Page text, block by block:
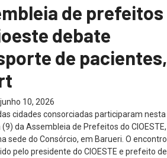
de prefeitos
debate
de pacientes,
junho 10, 2026
cidades consorciadas participaram nesta
da Assembleia de Prefeitos do CIOESTE,
sede do Consórcio, em Barueri. O encontro
pelo presidente do CIOESTE e prefeito de